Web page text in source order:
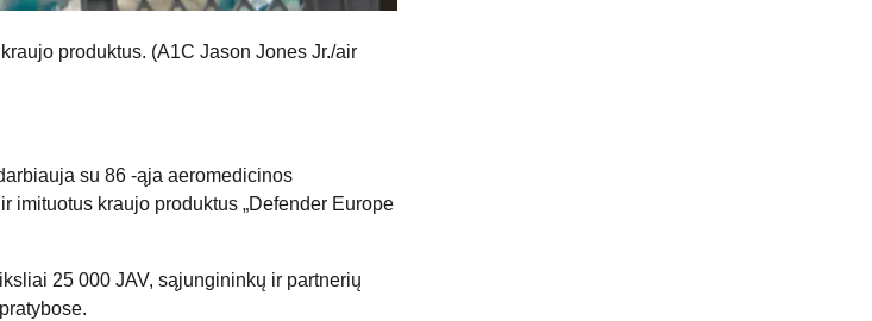
produktus. (A1C Jason Jones Jr./air
su 86 -ąja aeromedicinos
imituotus kraujo produktus „Defender Europe
25 000 JAV, sąjungininkų ir partnerių